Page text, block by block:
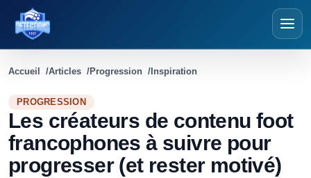
Détections Foot
Accueil Articles Progression Inspiration
PROGRESSION
Les créateurs de contenu foot
francophones à suivre pour
progresser (et rester motivé)